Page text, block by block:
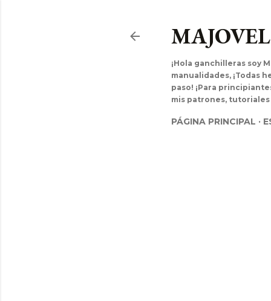
¡Hola ganchilleras soy
manualidades, ¡Todas
paso! ¡Para
mis patrones, tutoriales
PÁGINA PRINCIPAL